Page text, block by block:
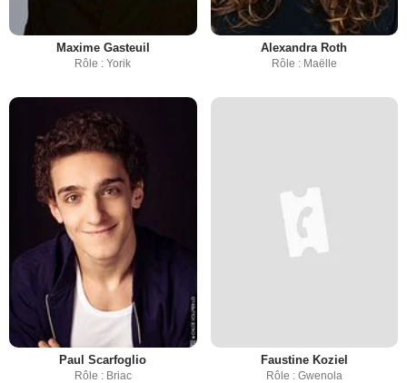
Maxime Gasteuil
Rôle : Yorik
Alexandra Roth
Rôle : Maëlle
Paul Scarfoglio
Rôle : Briac
Faustine Koziel
Rôle : Gwenola